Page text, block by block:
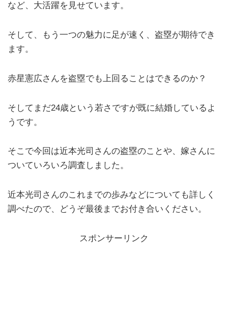
など、大活躍を見せています。
そして、もう一つの魅力に足が速く、盗塁が期待でき
ます。
赤星憲広さんを盗塁でも上回ることはできるのか？
そしてまだ24歳という若さですが既に結婚しているよ
うです。
そこで今回は近本光司さんの盗塁のことや、嫁さんに
ついていろいろ調査しました。
近本光司さんのこれまでの歩みなどについても詳しく
調べたので、どうぞ最後までお付き合いください。
スポンサーリンク